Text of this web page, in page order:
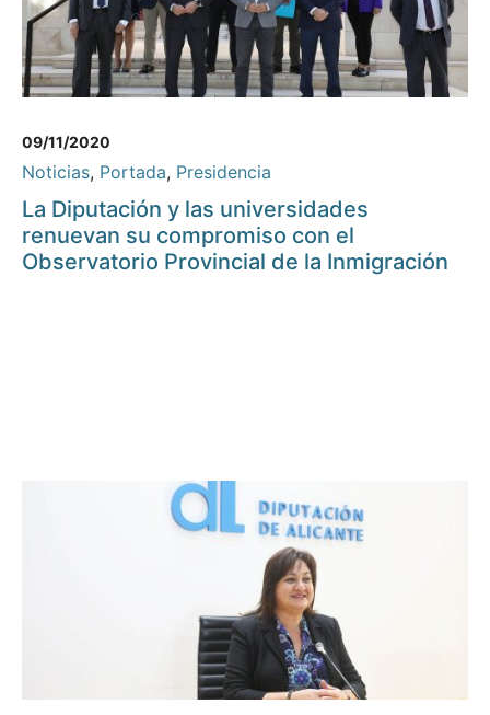
09/11/2020
Noticias, Portada, Presidencia
La Diputación y las universidades
renuevan su compromiso con el
Observatorio Provincial de la Inmigración